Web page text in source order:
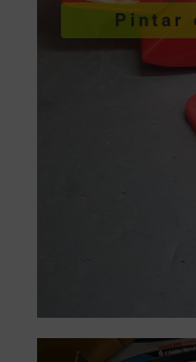
Pintar